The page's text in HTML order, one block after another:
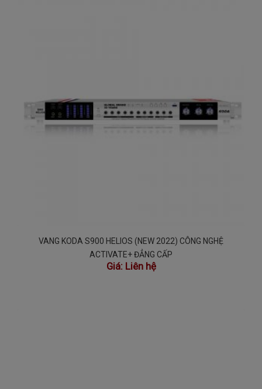
VANG KODA S900 HELIOS (NEW 2022) CÔNG NGHỆ
ACTIVATE+ ĐẲNG CẤP
Giá: Liên hệ